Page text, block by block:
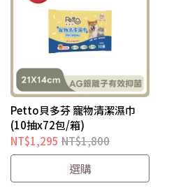
Petto貝多芬 寵物清潔濕巾
(10抽x72包/箱)
NT$1,295 NT$1,800
選購